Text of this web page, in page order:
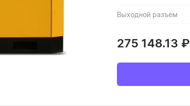
Выходной разъём
275 148.13 ₽